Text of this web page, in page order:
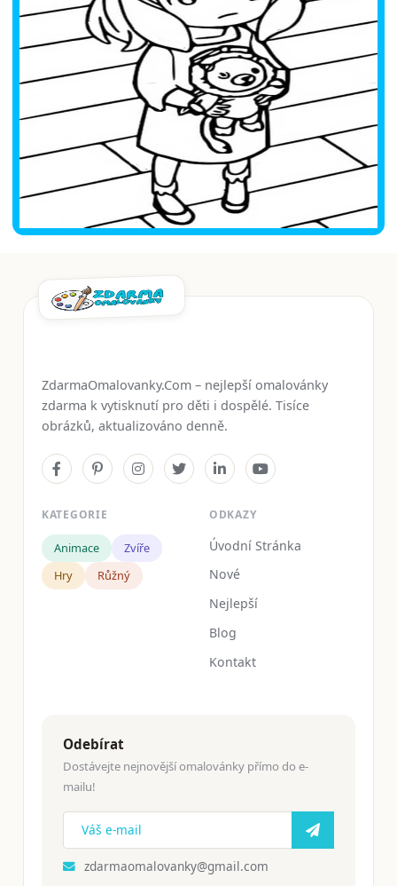
ZdarmaOmalovanky.Com – nejlepší omalovánky
zdarma k vytisknutí pro děti i dospělé. Tisíce
obrázků, aktualizováno denně.
KATEGORIE
Animace
Zvíře
Hry
Růžný
ODKAZY
Úvodní Stránka
Nové
Nejlepší
Blog
Kontakt
Odebírat
Dostávejte nejnovější omalovánky přímo do e-
mailu!
zdarmaomalovanky@gmail.com